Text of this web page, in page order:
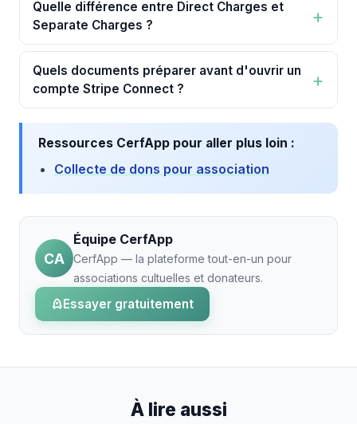
Quelle différence entre Direct Charges et
Separate Charges ?
Quels documents préparer avant d'ouvrir un
compte Stripe Connect ?
Ressources CerfApp pour aller plus loin :
Collecte de dons pour association
CA
Équipe CerfApp
CerfApp — la plateforme tout-en-un pour
associations cultuelles et donateurs.
Essayer gratuitement
À lire aussi